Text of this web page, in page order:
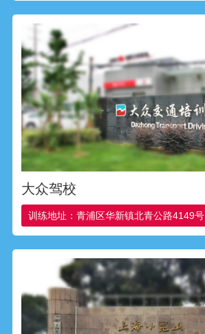
大众驾校
训练地址：青浦区华新镇北青公路4149号